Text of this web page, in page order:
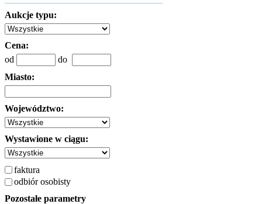
Aukcje typu:
Cena:
od
do
Miasto:
Województwo:
Wystawione w ciągu:
faktura
odbiór osobisty
Pozostałe parametry